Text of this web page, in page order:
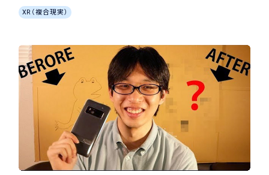
XR（複合現実）